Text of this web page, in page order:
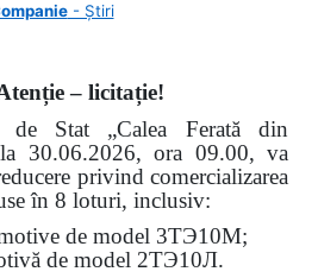
- Știri
– licitație!
de Stat „Calea Ferată din
30.06.2026, ora 09.00, va
privind comercializarea
în 8 loturi, inclusiv:
de model 3ТЭ10М;
de model 2ТЭ10Л.